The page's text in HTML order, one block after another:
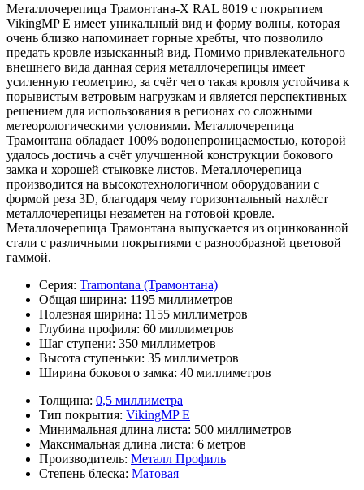
Металлочерепица Трамонтана-X RAL 8019 с покрытием
VikingMP E имеет уникальный вид и форму волны, которая
очень близко напоминает горные хребты, что позволило
предать кровле изысканный вид. Помимо привлекательного
внешнего вида данная серия металлочерепицы имеет
усиленную геометрию, за счёт чего такая кровля устойчива к
порывистым ветровым нагрузкам и является перспективных
решением для использования в регионах со сложными
метеорологическими условиями. Металлочерепица
Трамонтана обладает 100% водонепроницаемостью, которой
удалось достичь а счёт улучшенной конструкции бокового
замка и хорошей стыковке листов. Металлочерепица
производится на высокотехнологичном оборудовании с
формой реза 3D, благодаря чему горизонтальный нахлёст
металлочерепицы незаметен на готовой кровле.
Металлочерепица Трамонтана выпускается из оцинкованной
стали с различными покрытиями с разнообразной цветовой
гаммой.
Серия: Tramontana (Трамонтана)
Общая ширина: 1195 миллиметров
Полезная ширина: 1155 миллиметров
Глубина профиля: 60 миллиметров
Шаг ступени: 350 миллиметров
Высота ступеньки: 35 миллиметров
Ширина бокового замка: 40 миллиметров
Толщина: 0,5 миллиметра
Тип покрытия: VikingMP E
Минимальная длина листа: 500 миллиметров
Максимальная длина листа: 6 метров
Производитель: Металл Профиль
Степень блеска: Матовая